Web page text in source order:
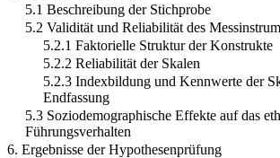
5.1 Beschreibung der Stichprobe
5.2 Validität und Reliabilität des
5.2.1 Faktorielle Struktur der Konstrukte
5.2.2 Reliabilität der Skalen
5.2.3 Indexbildung und Kennwerte der
Endfassung
5.3 Soziodemographische Effekte auf das
Führungsverhalten
6. Ergebnisse der Hypothesenprüfung